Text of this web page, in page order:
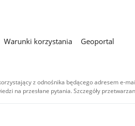
Warunki korzystania
Geoportal
z odnośnika będącego adresem e-
na przesłane pytania. Szczegóły